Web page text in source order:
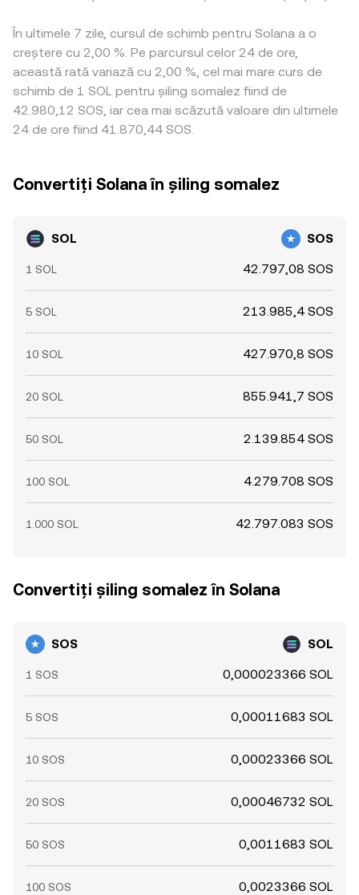
În ultimele 7 zile, cursul de schimb pentru Solana a o
creștere cu 2,00 %. Pe parcursul celor 24 de ore,
această rată variază cu 2,00 %, cel mai mare curs de
schimb de 1 SOL pentru șiling somalez fiind de
42.980,12 SOS, iar cea mai scăzută valoare din ultimele
24 de ore fiind 41.870,44 SOS.
Convertiți Solana în șiling somalez
SOL SOS
1 SOL 42.797,08 SOS
5 SOL 213.985,4 SOS
10 SOL 427.970,8 SOS
20 SOL 855.941,7 SOS
50 SOL 2.139.854 SOS
100 SOL 4.279.708 SOS
1.000 SOL 42.797.083 SOS
Convertiți șiling somalez în Solana
SOS SOL
1 SOS 0,000023366 SOL
5 SOS 0,00011683 SOL
10 SOS 0,00023366 SOL
20 SOS 0,00046732 SOL
50 SOS 0,0011683 SOL
100 SOS 0,0023366 SOL